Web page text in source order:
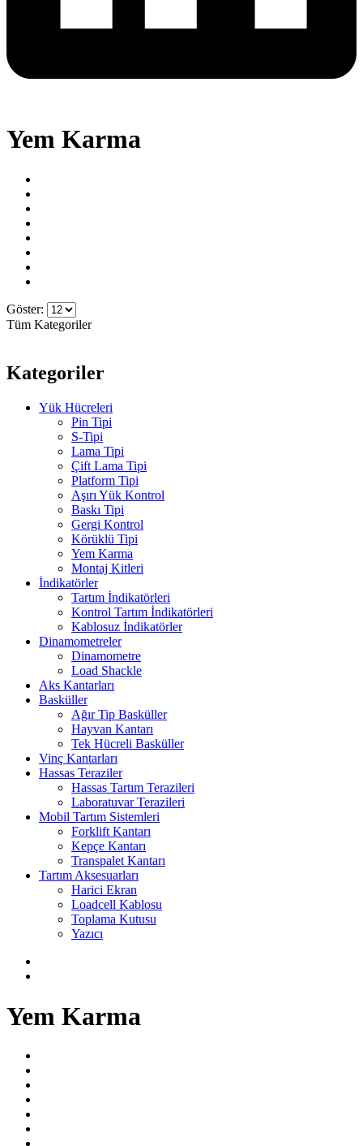
Yem Karma
Göster:
Tüm Kategoriler
Kategoriler
Yük Hücreleri
Pin Tipi
S-Tipi
Lama Tipi
Çift Lama Tipi
Platform Tipi
Aşırı Yük Kontrol
Baskı Tipi
Gergi Kontrol
Körüklü Tipi
Yem Karma
Montaj Kitleri
İndikatörler
Tartım İndikatörleri
Kontrol Tartım İndikatörleri
Kablosuz İndikatörler
Dinamometreler
Dinamometre
Load Shackle
Aks Kantarları
Basküller
Ağır Tip Basküller
Hayvan Kantarı
Tek Hücreli Basküller
Vinç Kantarları
Hassas Teraziler
Hassas Tartım Terazileri
Laboratuvar Terazileri
Mobil Tartım Sistemleri
Forklift Kantarı
Kepçe Kantarı
Transpalet Kantarı
Tartım Aksesuarları
Harici Ekran
Loadcell Kablosu
Toplama Kutusu
Yazıcı
Yem Karma